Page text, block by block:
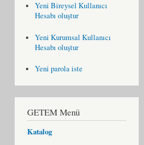
Yeni Bireysel Kullanıcı
Hesabı oluştur
Yeni Kurumsal Kullanıcı
Hesabı oluştur
Yeni parola iste
GETEM Menü
Katalog